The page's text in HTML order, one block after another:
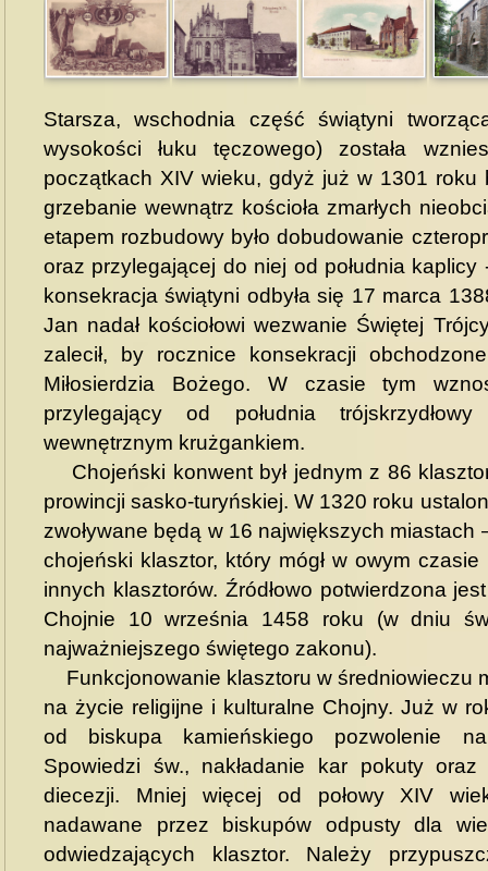
Starsza, wschodnia część świątyni
wysokości łuku tęczowego) została
początkach XIV wieku, gdyż już w 1301 roku
grzebanie wewnątrz kościoła zmarłych
etapem rozbudowy było dobudowanie
oraz przylegającej do niej od południa
konsekracja świątyni odbyła się 17 marca
Jan nadał kościołowi wezwanie Świętej
zalecił, by rocznice konsekracji
Miłosierdzia Bożego. W czasie tym
przylegający od południa
wewnętrznym krużgankiem.
Chojeński konwent był jednym z 86
prowincji sasko-turyńskiej. W 1320 roku
zwoływane będą w 16 największych miastach
chojeński klasztor, który mógł w owym
innych klasztorów. Źródłowo potwierdzona
Chojnie 10 września 1458 roku (w dniu
najważniejszego świętego zakonu).
Funkcjonowanie klasztoru w średniowieczu
na życie religijne i kulturalne Chojny. Już w
od biskupa kamieńskiego pozwolenie
Spowiedzi św., nakładanie kar pokuty oraz
diecezji. Mniej więcej od połowy XIV
nadawane przez biskupów odpusty dla
odwiedzających klasztor. Należy